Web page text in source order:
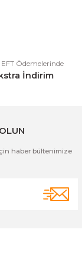
EFT Ödemelerinde
İndirim
haber bültenimize